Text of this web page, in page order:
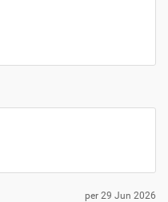
per 29 Jun 2026